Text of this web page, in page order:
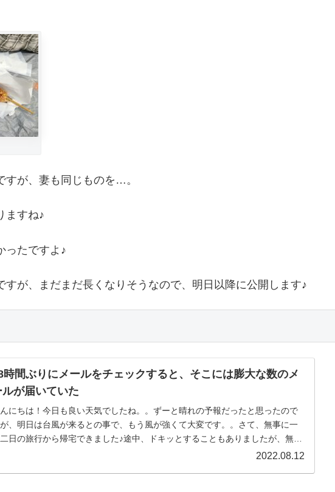
すが、妻も同じものを…。
ますね♪
ったですよ♪
すが、まだまだ長くなりそうなので、明日以降に公開します♪
時間ぶりにメールをチェックすると、そこには膨大な数のメ
ルが届いていた
にちは！今日も良い天気でしたね。。ずーと晴れの予報だったと思ったので
、明日は台風が来るとの事で、もう風が強くて大変です。。さて、無事に一
日の旅行から帰宅できました♪途中、ドキッとすることもありましたが、無事
2022.08.12